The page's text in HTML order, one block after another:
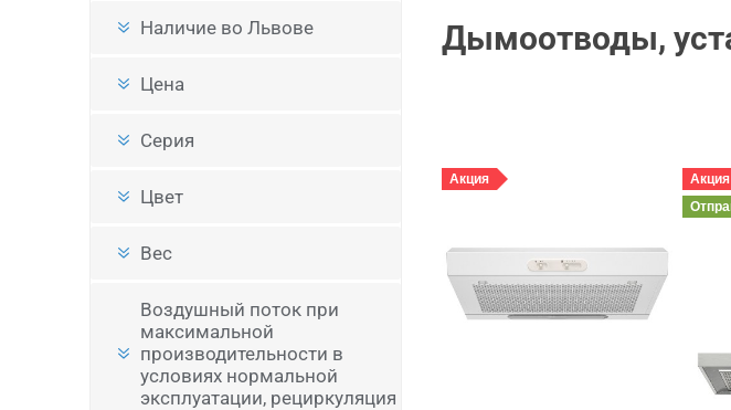
Наличие во Львове
Цена
Серия
Цвет
Вес
Воздушный поток при
максимальной
производительности в
условиях нормальной
эксплуатации, рециркуляция
Дымоотводы,
Акция
Акция